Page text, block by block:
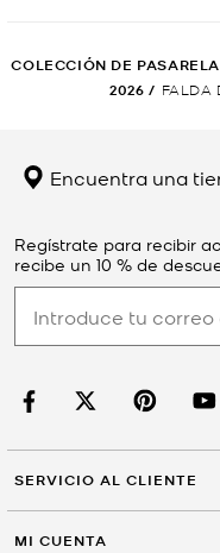
COLECCIÓN DE PASARELA
2026 / FALDA
Encuentra una
Regístrate para recibir
recibe un 10 % de
SERVICIO AL CLIENTE
MI CUENTA